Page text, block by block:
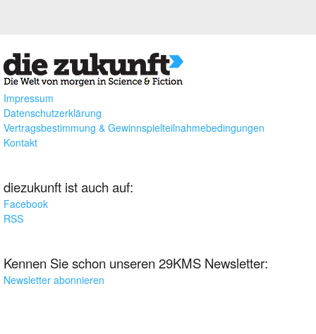
Impressum
Datenschutzerklärung
Vertragsbestimmung & Gewinnspielteilnahmebedingungen
Kontakt
diezukunft ist auch auf:
Facebook
RSS
Kennen Sie schon unseren 29KMS Newsletter:
Newsletter abonnieren